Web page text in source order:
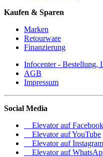
Kaufen & Sparen
Marken
Retourware
Finanzierung
Infocenter - Bestellung,
AGB
Impressum
Social Media
Elevator auf Facebook
Elevator auf YouTube
Elevator auf Instagram
Elevator auf